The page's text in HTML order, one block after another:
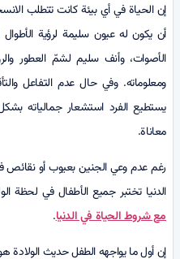
إن الحياة في أي بيئة كانت تتطلب
أن يكون له عيون سليمة لرؤية
الأصوات، وأنف سليم لشمّ العطور
ومعلوماته. وفي حال عدم التفاعل
يستطيع الفرد استشعار جمالياته
معاناة.
رغم عدم وعي الجنين بعيوب أو نقائص
الدنيا تختبر جميع الأطفال في لحظة
مع شروط الحياة في الدنيا.
إن أول ما يواجهه الطفل حديث الولادة